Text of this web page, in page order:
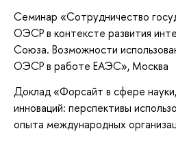
Семинар «Сотрудничество
ОЭСР в контексте развития
Союза. Возможности
ОЭСР в работе ЕАЭС», Москва
Доклад «Форсайт в сфере
инноваций: перспективы
опыта международных